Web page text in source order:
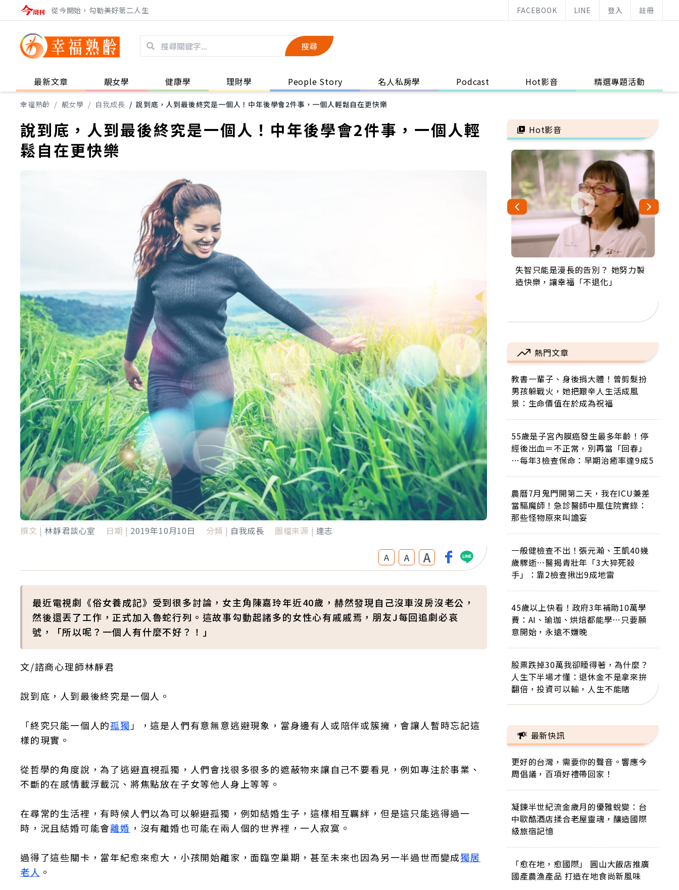
從今開始，勾勒美好第二人生 FACEBOOK LINE 登入 註冊
搜尋
最新文章 靚女學 健康學 理財學 People Story 名人私房學 Podcast Hot影音 精選專題活動
幸福熟齡 / 靚女學 / 自我成長 / 說到底，人到最後終究是一個人！中年後學會2件事，一個人輕鬆自在更快樂
說到底，人到最後終究是一個人！中年後學會2件事，一個人輕
鬆自在更快樂
撰文 | 林靜君談心室 日期 | 2019年10月10日 分類 | 自我成長 圖檔來源 | 達志
A A A
最近電視劇《俗女養成記》受到很多討論，女主角陳嘉玲年近40歲，赫然發現自己沒車沒房沒老公，
然後還丟了工作，正式加入魯蛇行列。這故事勾動起諸多的女性心有戚戚焉，朋友J每回追劇必哀
號，「所以呢？一個人有什麼不好？！」
文/諮商心理師林靜君
說到底，人到最後終究是一個人。
「終究只能一個人的孤獨 」，這是人們有意無意逃避現象，當身邊有人或陪伴或簇擁，會讓人暫時忘記這
樣的現實。
從哲學的角度說，為了逃避直視孤獨，人們會找很多很多的遮蔽物來讓自己不要看見，例如專注於事業、
不斷的在感情載浮載沉、將焦點放在子女等他人身上等等。
在尋常的生活裡，有時候人們以為可以躲避孤獨，例如結婚生子，這樣相互羈絆，但是這只能逃得過一
時，況且結婚可能會離婚 ，沒有離婚也可能在兩人個的世界裡，一人寂寞。
過得了這些關卡，當年紀愈來愈大，小孩開始離家，面臨空巢期，甚至未來也因為另一半過世而變成獨居
老人 。
Hot影音
失智只能是漫長的告別？ 她努力製
造快樂，讓幸福「不退化」
來自剛果的巧克力神父 為台灣奉獻
36年 「台灣是我的家，我連作夢都
63歲卸矽谷副總、搬回台灣找快
樂！「蛋黃哥小丑」走進安養院，
104歲打破金氏世界紀錄 成為全球
最年長羽球選手，分享長壽的秘密
事業巔峰他選擇追夢…黑手阿伯拉
小提琴還登上小巨蛋！連CNN都大
熱門文章
教書一輩子、身後捐大體！曾剪髮扮
男孩躲戰火，她把艱辛人生活成風
景：生命價值在於成為祝福
55歲是子宮內膜癌發生最多年齡！停
經後出血＝不正常，別再當「回春」
…每年3檢查保命：早期治癒率達9成5
農曆7月鬼門開第二天，我在ICU兼差
當驅魔師！急診醫師中風住院實錄：
那些怪物原來叫譫妄
一般健檢查不出！張元瀚、王凱40幾
歲驟逝…醫揭青壯年「3大猝死殺
手」：靠2檢查揪出9成地雷
45歲以上快看！政府3年補助10萬學
費：AI、瑜珈、烘焙都能學…只要願
意開始，永遠不嫌晚
股票跌掉30萬我卻睡得著，為什麼？
人生下半場才懂：退休金不是拿來拚
翻倍，投資可以輸，人生不能賭
最新快訊
更好的台灣，需要你的聲音。響應今
周倡議，百項好禮帶回家！
凝鍊半世紀流金歲月的優雅蛻變：台
中歐酷酒店揉合老屋靈魂，釀造國際
級旅宿記憶
「愈在地，愈國際」 圓山大飯店推廣
國產農漁產品 打造在地食尚新風味